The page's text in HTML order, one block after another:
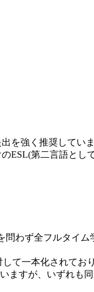
強く推奨してい
ESL(第二言語と
わず全フルタイ
て一本化されて
ますが、いずれも